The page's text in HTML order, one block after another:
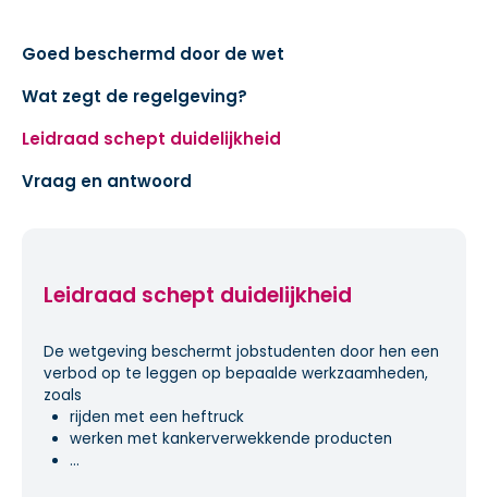
Goed beschermd door de wet
Wat zegt de regelgeving?
Leidraad schept duidelijkheid
Vraag en antwoord
Leidraad schept duidelijkheid
De wetgeving beschermt jobstudenten door hen een
verbod op te leggen op bepaalde werkzaamheden,
zoals
rijden met een heftruck
werken met kankerverwekkende producten
...